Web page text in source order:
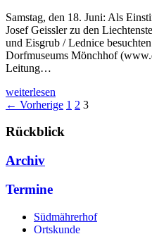
Samstag, den 18. Juni: Als
Josef Geissler zu den
und Eisgrub / Lednice
Dorfmuseums Mönchhof
Leitung…
weiterlesen
← Vorherige 1 2 3
Rückblick
Archiv
Termine
Südmährerhof
Ortskunde